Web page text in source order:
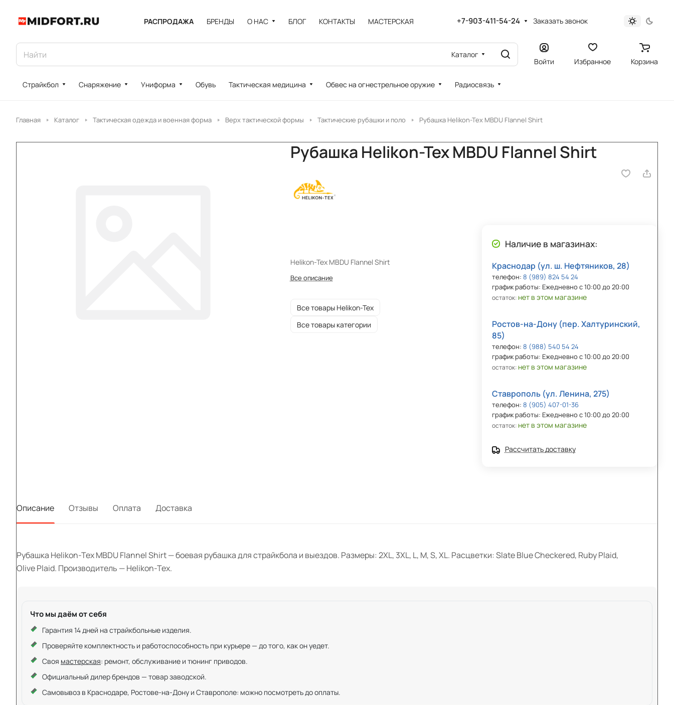
РАСПРОДАЖА БРЕНДЫ О НАС БЛОГ КОНТАКТЫ МАСТЕРСКАЯ +7-903-411-54-24 Заказать звонок
Каталог
Войти Избранное Корзина
Страйкбол Снаряжение Униформа Обувь Тактическая медицина Обвес на огнестрельное оружие Радиосвязь
Главная Каталог Тактическая одежда и военная форма Верх тактической формы Тактические рубашки и поло Рубашка Helikon-Tex MBDU Flannel Shirt
Рубашка Helikon-Tex MBDU Flannel Shirt
Helikon-Tex MBDU Flannel Shirt
Все описание
Все товары Helikon-Tex
Все товары категории
Наличие в магазинах:
Краснодар (ул. ш. Нефтяников, 28)
телефон: 8 (989) 824 54 24
график работы: Ежедневно с 10:00 до 20:00
остаток: нет в этом магазине
Ростов-на-Дону (пер. Халтуринский,
85)
телефон: 8 (988) 540 54 24
график работы: Ежедневно с 10:00 до 20:00
остаток: нет в этом магазине
Ставрополь (ул. Ленина, 275)
телефон: 8 (905) 407-01-36
график работы: Ежедневно с 10:00 до 20:00
остаток: нет в этом магазине
Рассчитать доставку
Описание Отзывы Оплата Доставка
Рубашка Helikon-Tex MBDU Flannel Shirt — боевая рубашка для страйкбола и выездов. Размеры: 2XL, 3XL, L, M, S, XL. Расцветки: Slate Blue Checkered, Ruby Plaid,
Olive Plaid. Производитель — Helikon-Tex.
Что мы даём от себя
Гарантия 14 дней на страйкбольные изделия.
Проверяйте комплектность и работоспособность при курьере — до того, как он уедет.
Своя мастерская: ремонт, обслуживание и тюнинг приводов.
Официальный дилер брендов — товар заводской.
Самовывоз в Краснодаре, Ростове-на-Дону и Ставрополе: можно посмотреть до оплаты.